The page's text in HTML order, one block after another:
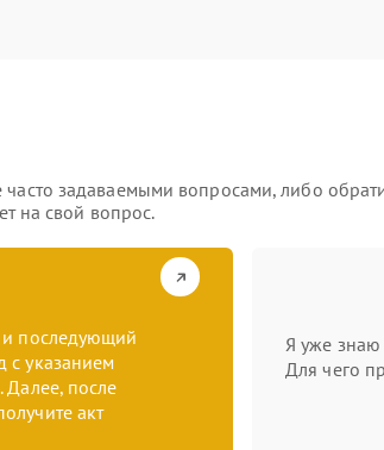
задаваемыми вопросами, либо
на свой вопрос.
и последующий
с указанием
Далее, после
акт
Я уже знаю
Для чего